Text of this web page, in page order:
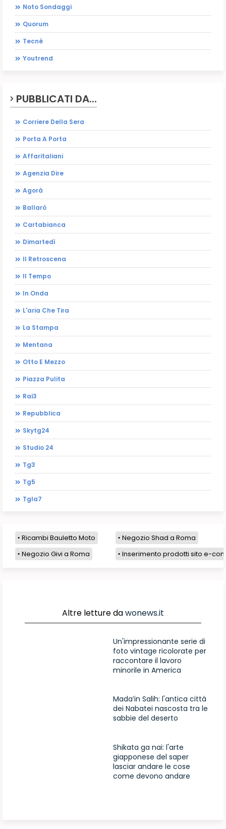
Noto Sondaggi
Quorum
Tecnè
Youtrend
PUBBLICATI DA...
Corriere Della Sera
Porta A Porta
Affaritaliani
Agenzia Dire
Agorà
Ballarò
Cartabianca
Dimartedì
Il Retroscena
Il Tempo
In Onda
L'aria Che Tira
La Stampa
Mentana
Otto E Mezzo
Piazza Pulita
Rai3
Repubblica
Skytg24
Studio 24
Tg3
Tg5
Tgla7
Ricambi Bauletto Moto
Negozio Shad a Roma
Negozio Givi a Roma
Inserimento prodotti sito e-
Altre letture dawonews.it
Un'impressionante serie di
foto vintage ricolorate per
raccontare il lavoro
minorile in America
Mada’in Salih: l'antica città
dei Nabatei nascosta tra le
sabbie del deserto
Shikata ga nai: l'arte
giapponese del saper
lasciar andare le cose
come devono andare